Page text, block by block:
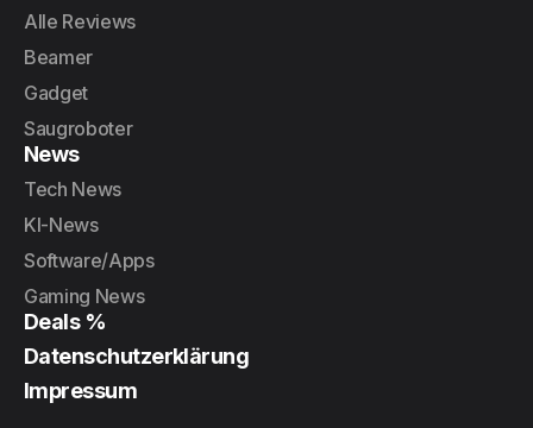
Alle Reviews
Beamer
Gadget
Saugroboter
News
Tech News
KI-News
Software/Apps
Gaming News
Deals %
Datenschutzerklärung
Impressum